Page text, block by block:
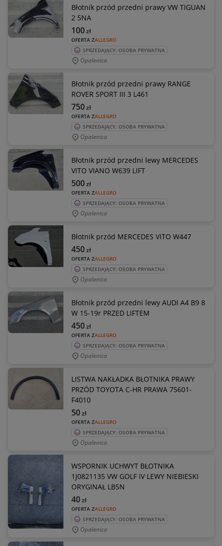
Błotnik przód przedni prawy VW TIGUAN
2 5NA
OFERTA ZALLEGRO
100zł
SPRZEDAJĄCY: OSOBA PRYWATNA
Opalenica
Błotnik przód przedni prawy RANGE
ROVER SPORT III 3 L461
OFERTA ZALLEGRO
750zł
SPRZEDAJĄCY: OSOBA PRYWATNA
Opalenica
Błotnik przód przedni lewy MERCEDES
VITO VIANO W639 LIFT
OFERTA ZALLEGRO
500zł
SPRZEDAJĄCY: OSOBA PRYWATNA
Opalenica
Błotnik przód MERCEDES VITO W447
OFERTA ZALLEGRO
450zł
SPRZEDAJĄCY: OSOBA PRYWATNA
Opalenica
Błotnik przód przedni lewy AUDI A4 B9 8
W 15-19r PRZED LIFTEM
OFERTA ZALLEGRO
450zł
SPRZEDAJĄCY: OSOBA PRYWATNA
Opalenica
LISTWA NAKŁADKA BŁOTNIKA PRAWY
PRZÓD TOYOTA C-HR PRAWA 75601-
F4010
OFERTA ZALLEGRO
50zł
SPRZEDAJĄCY: OSOBA PRYWATNA
Opalenica
WSPORNIK UCHWYT BŁOTNIKA
1J0821135 VW GOLF IV LEWY NIEBIESKI
ORYGINAŁ LB5N
OFERTA ZALLEGRO
40zł
SPRZEDAJĄCY: OSOBA PRYWATNA
Opalenica